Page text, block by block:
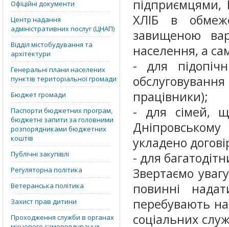
Офіційні документи
Центр надання
адміністративних послуг (ЦНАП)
Відділ містобудування та
архітектури
Генеральні плани населених
пунктів територіальної громади
Бюджет громади
Паспорти бюджетних програм,
бюджетні запити за головними
розпорядниками бюджетних
коштів
Публічні закупівлі
Регуляторна політика
Ветеранська політика
Захист прав дитини
Проходження служби в органах
підприємцями,
ХЛІБ в
завищеною
населення, а
- для
працівники);
- для сімей,
укладено
- для
Звертаємо
повинні
перебувають на
соціальних